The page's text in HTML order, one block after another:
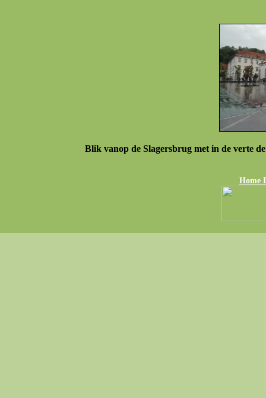
Blik vanop de Slagersbrug met in de verte
Home